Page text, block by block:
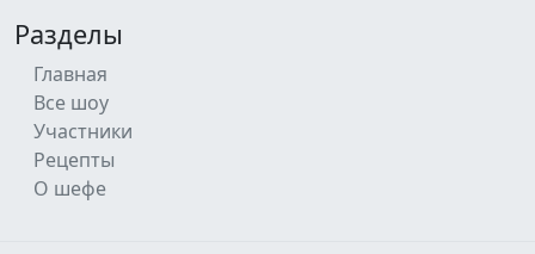
Разделы
Главная
Все шоу
Участники
Рецепты
О шефе